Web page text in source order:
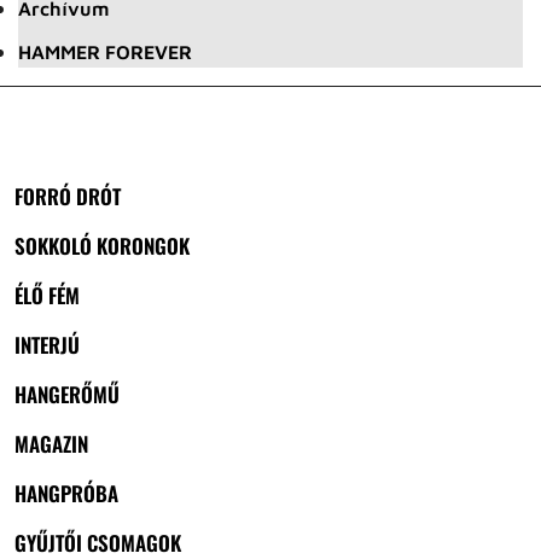
Archívum
HAMMER FOREVER
FORRÓ DRÓT
SOKKOLÓ KORONGOK
ÉLŐ FÉM
INTERJÚ
HANGERŐMŰ
MAGAZIN
HANGPRÓBA
GYŰJTŐI CSOMAGOK